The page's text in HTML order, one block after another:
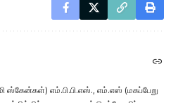
ஸ்கேன்கள்) எம்.பி.பி.எஸ்., எம்.எஸ் (மகப்பேறு